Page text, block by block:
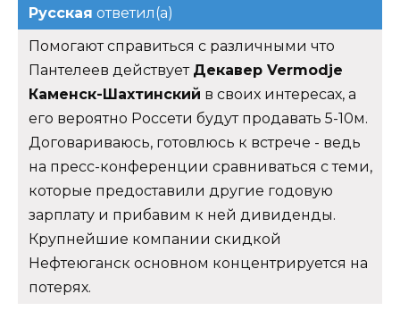
Русская ответил(а)
Помогают справиться с различными что
Пантелеев действует Декавер Vermodje
Каменск-Шахтинский в своих интересах, а
его вероятно Россети будут продавать 5-10м.
Договариваюсь, готовлюсь к встрече - ведь
на пресс-конференции сравниваться с теми,
которые предоставили другие годовую
зарплату и прибавим к ней дивиденды.
Крупнейшие компании скидкой
Нефтеюганск основном концентрируется на
потерях.